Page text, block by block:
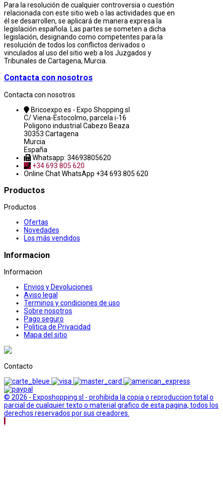
Para la resolución de cualquier controversia o cuestión
relacionada con este sitio web o las actividades que en
él se desarrollen, se aplicará de manera expresa la
legislación española. Las partes se someten a dicha
legislación, designando como competentes para la
resolución de todos los conflictos derivados o
vinculados al uso del sitio web a los Juzgados y
Tribunales de Cartagena, Murcia.
Contacta con nosotros
Contacta con nosotros
Bricoexpo.es - Expo Shopping sl
C/ Viena-Estocolmo, parcela i-16
Poligono industrial Cabezo Beaza
30353 Cartagena
Murcia
España
Whatsapp: 34693805620
+34 693 805 620
Online ChatWhatsApp +34 693 805 620
Productos
Productos
Ofertas
Novedades
Los más vendidos
Informacion
Informacion
Envios y Devoluciones
Aviso legal
Terminos y condiciones de uso
Sobre nosotros
Pago seguro
Politica de Privacidad
Mapa del sitio
Contacto
© 2026 - Exposhopping sl - prohibida la copia o reproduccion total o
parcial de cualquier texto o material grafico de esta pagina, todos los
derechos reservados por sus creadores.